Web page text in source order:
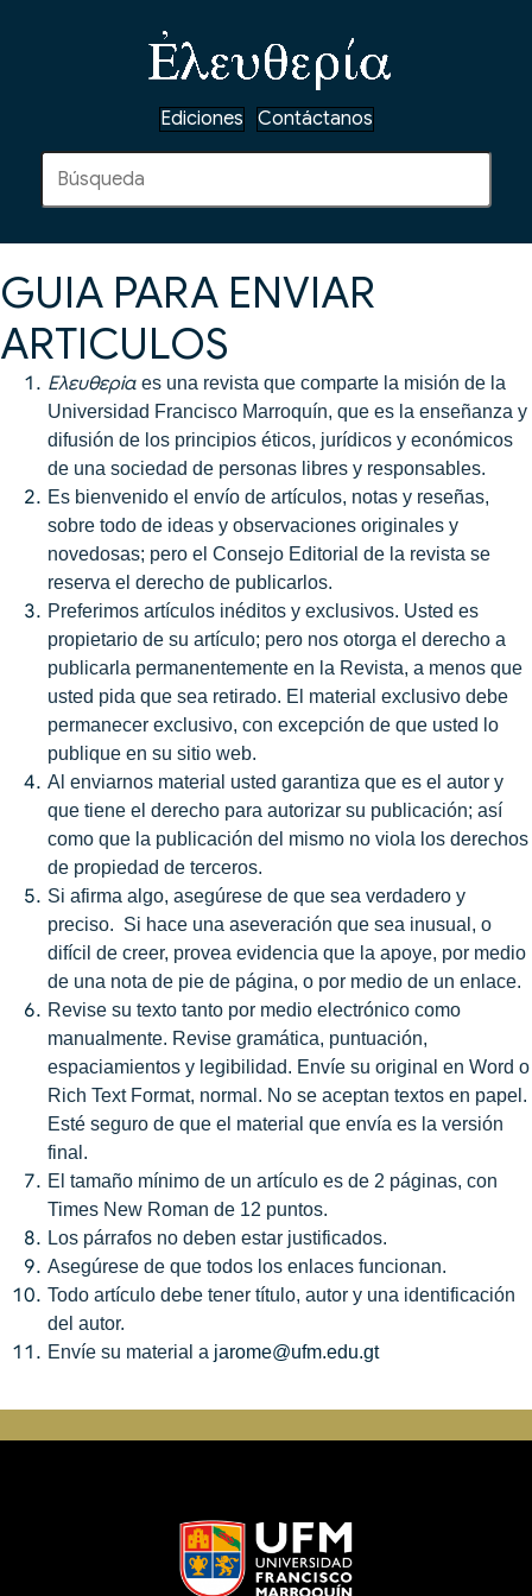
Ediciones Contáctanos
GUIA PARA ENVIAR
ARTICULOS
Ελευθερiα es una revista que comparte la misión de la
Universidad Francisco Marroquín, que es la enseñanza y
difusión de los principios éticos, jurídicos y económicos
de una sociedad de personas libres y responsables.
Es bienvenido el envío de artículos, notas y reseñas,
sobre todo de ideas y observaciones originales y
novedosas; pero el Consejo Editorial de la revista se
reserva el derecho de publicarlos.
Preferimos artículos inéditos y exclusivos. Usted es
propietario de su artículo; pero nos otorga el derecho a
publicarla permanentemente en la Revista, a menos que
usted pida que sea retirado. El material exclusivo debe
permanecer exclusivo, con excepción de que usted lo
publique en su sitio web.
Al enviarnos material usted garantiza que es el autor y
que tiene el derecho para autorizar su publicación; así
como que la publicación del mismo no viola los derechos
de propiedad de terceros.
Si afirma algo, asegúrese de que sea verdadero y
preciso. Si hace una aseveración que sea inusual, o
difícil de creer, provea evidencia que la apoye, por medio
de una nota de pie de página, o por medio de un enlace.
Revise su texto tanto por medio electrónico como
manualmente. Revise gramática, puntuación,
espaciamientos y legibilidad. Envíe su original en Word o
Rich Text Format, normal. No se aceptan textos en papel.
Esté seguro de que el material que envía es la versión
final.
El tamaño mínimo de un artículo es de 2 páginas, con
Times New Roman de 12 puntos.
Los párrafos no deben estar justificados.
Asegúrese de que todos los enlaces funcionan.
Todo artículo debe tener título, autor y una identificación
del autor.
Envíe su material a jarome@ufm.edu.gt